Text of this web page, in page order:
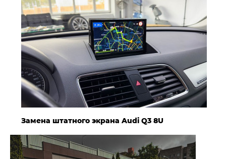
Замена штатного экрана Audi Q3 8U